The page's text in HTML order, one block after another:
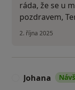
ráda, že se u
pozdravem,
2. října 2025
Johana